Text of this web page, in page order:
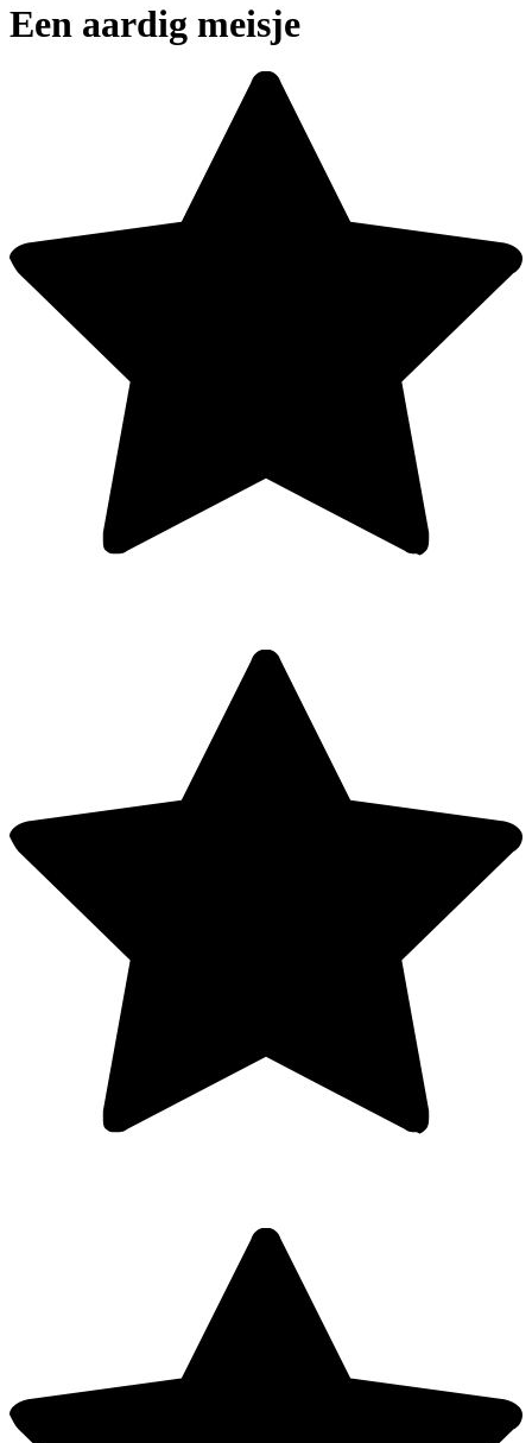
Een aardig meisje